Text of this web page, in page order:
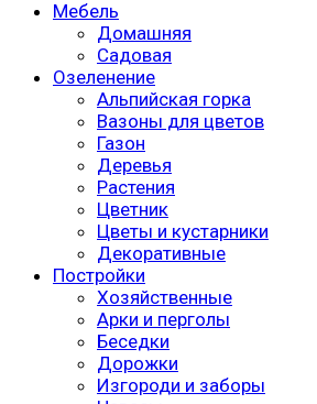
Мебель
Домашняя
Садовая
Озеленение
Альпийская горка
Вазоны для цветов
Газон
Деревья
Растения
Цветник
Цветы и кустарники
Декоративные
Постройки
Хозяйственные
Арки и перголы
Беседки
Дорожки
Изгороди и заборы